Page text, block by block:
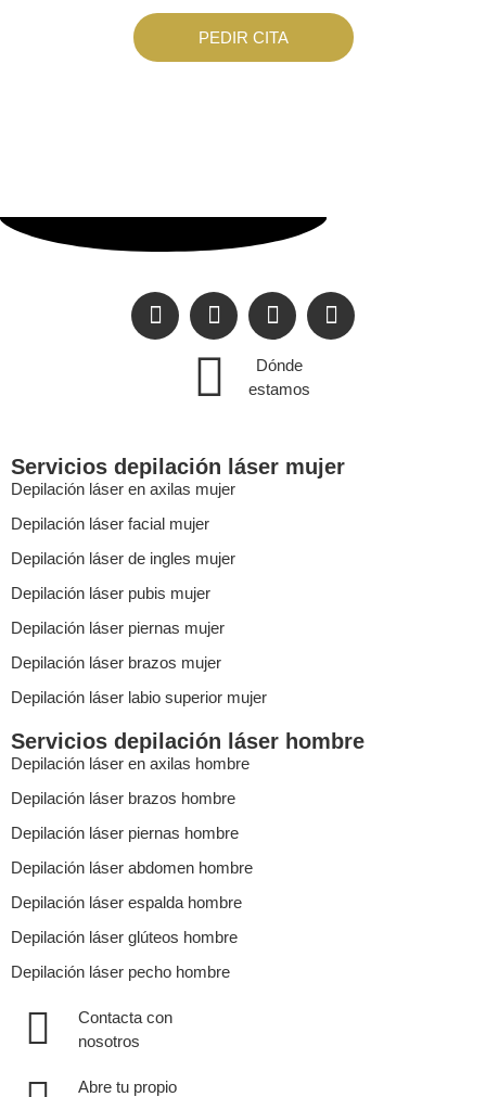
PEDIR CITA
Dónde
estamos
Servicios depilación láser mujer
Depilación láser en axilas mujer
Depilación láser facial mujer
Depilación láser de ingles mujer
Depilación láser pubis mujer
Depilación láser piernas mujer
Depilación láser brazos mujer
Depilación láser labio superior mujer
Servicios depilación láser hombre
Depilación láser en axilas hombre
Depilación láser brazos hombre
Depilación láser piernas hombre
Depilación láser abdomen hombre
Depilación láser espalda hombre
Depilación láser glúteos hombre
Depilación láser pecho hombre
Contacta con
nosotros
Abre tu propio